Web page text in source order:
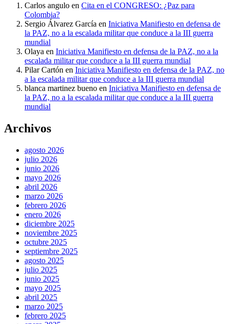
Carlos angulo en Cita en el CONGRESO: ¿Paz para
Colombia?
Sergio Álvarez García en Iniciativa Manifiesto en defensa de
la PAZ, no a la escalada militar que conduce a la III guerra
mundial
Olaya en Iniciativa Manifiesto en defensa de la PAZ, no a la
escalada militar que conduce a la III guerra mundial
Pilar Cartón en Iniciativa Manifiesto en defensa de la PAZ, no
a la escalada militar que conduce a la III guerra mundial
blanca martinez bueno en Iniciativa Manifiesto en defensa de
la PAZ, no a la escalada militar que conduce a la III guerra
mundial
Archivos
agosto 2026
julio 2026
junio 2026
mayo 2026
abril 2026
marzo 2026
febrero 2026
enero 2026
diciembre 2025
noviembre 2025
octubre 2025
septiembre 2025
agosto 2025
julio 2025
junio 2025
mayo 2025
abril 2025
marzo 2025
febrero 2025